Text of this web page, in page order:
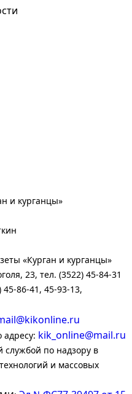
и курганцы»
«Курган и курганцы»
23, тел. (3522) 45-84-31
86-41, 45-93-13,
адресу: kik_online@mail.ru
службой по надзору в
и массовых